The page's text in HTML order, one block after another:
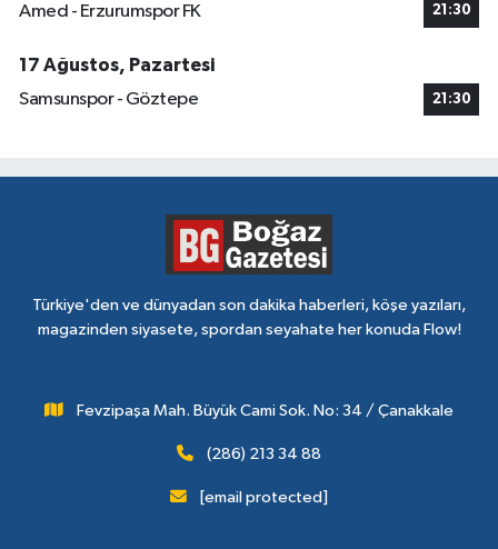
Amed - Erzurumspor FK 21:30
17 Ağustos, Pazartesi
Samsunspor - Göztepe
21:30
Türkiye'den ve dünyadan son dakika haberleri, köşe yazıları,
magazinden siyasete, spordan seyahate her konuda Flow!
Fevzipaşa Mah. Büyük Cami Sok. No: 34 / Çanakkale
(286) 213 34 88
[email protected]